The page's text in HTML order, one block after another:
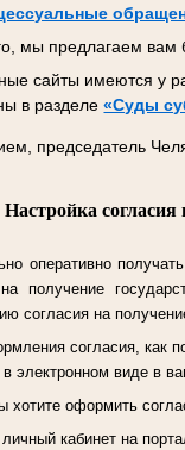
мы предлагаем вам
сайты имеются у
в разделе«Суды
председатель
Настройка
оперативно
получение
согласия на
согласия, как
в электронном виде в
хотите оформить
кабинет на